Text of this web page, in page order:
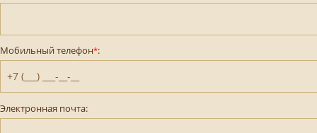
Мобильный телефон*:
+7 (___) ___-__-__
Электронная почта: